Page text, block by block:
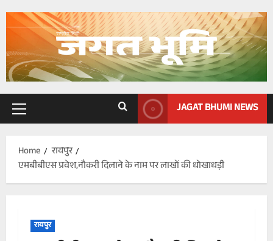
Primary
JAGAT BHUMI NEWS
Home
रायपुर
एमबीबीएस प्रवेश,नाैकरी दिलाने के नाम पर लाखों की धोखाधड़ी
रायपुर